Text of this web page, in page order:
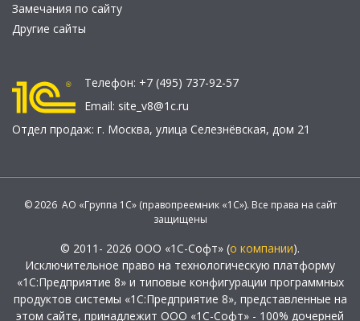
Замечания по сайту
Другие сайты
Телефон: +7 (495) 737-92-57
Email: site_v8@1c.ru
Отдел продаж: г. Москва, улица Селезнёвская, дом 21
© 2026 АО «Группа 1С» (правопреемник «1С»). Все права на сайт
защищены
© 2011- 2026 ООО «1С-Софт» (о компании).
Исключительное право на технологическую платформу
«1С:Предприятие 8» и типовые конфигурации программных
продуктов системы «1С:Предприятие 8», представленные на
этом сайте, принадлежит ООО «1С-Софт» - 100% дочерней